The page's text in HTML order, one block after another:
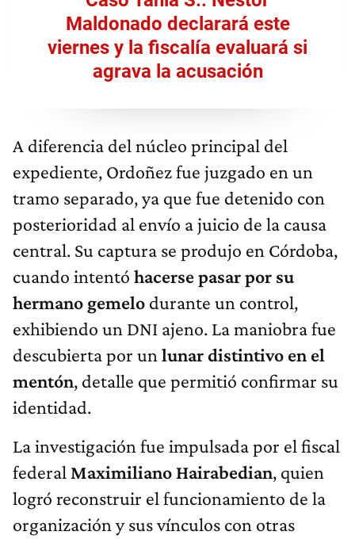
Maldonado declarará este
viernes y la fiscalía evaluará si
agrava la acusación
A diferencia del núcleo principal del
expediente, Ordoñez fue juzgado en un
tramo separado, ya que fue detenido con
posterioridad al envío a juicio de la causa
central. Su captura se produjo en Córdoba,
cuando intentó hacerse pasar por su
hermano gemelo durante un control,
exhibiendo un DNI ajeno. La maniobra fue
descubierta por un lunar distintivo en el
mentón, detalle que permitió confirmar su
identidad.
La investigación fue impulsada por el fiscal
federal Maximiliano Hairabedian, quien
logró reconstruir el funcionamiento de la
organización y sus vínculos con otras